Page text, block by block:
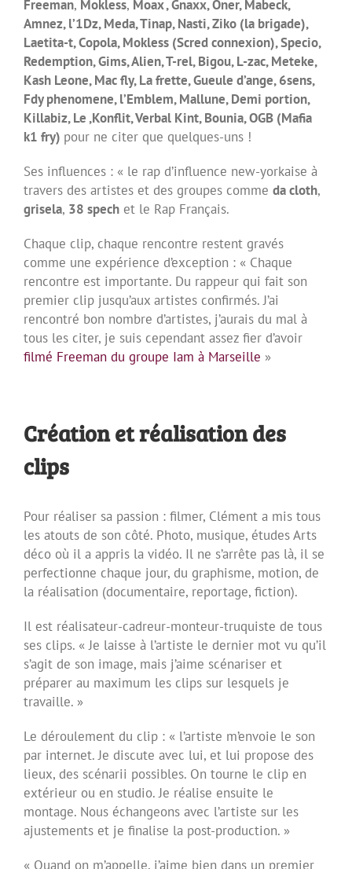
Freeman, Mokless, Moax , Gnaxx, Oner, Mabeck,
Amnez, l’1Dz, Meda, Tinap, Nasti, Ziko (la brigade),
Laetita-t, Copola, Mokless (Scred connexion), Specio,
Redemption, Gims, Alien, T-rel, Bigou, L-zac, Meteke,
Kash Leone, Mac fly, La frette, Gueule d’ange, 6sens,
Fdy phenomene, l’Emblem, Mallune, Demi portion,
Killabiz, Le ,Konflit, Verbal Kint, Bounia, OGB (Mafia
k1 fry) pour ne citer que quelques-uns !
Ses influences : « le rap d’influence new-yorkaise à
travers des artistes et des groupes comme da cloth,
grisela, 38 spech et le Rap Français.
Chaque clip, chaque rencontre restent gravés
comme une expérience d’exception : « Chaque
rencontre est importante. Du rappeur qui fait son
premier clip jusqu’aux artistes confirmés. J’ai
rencontré bon nombre d’artistes, j’aurais du mal à
tous les citer, je suis cependant assez fier d’avoir
filmé Freeman du groupe Iam à Marseille »
Création et réalisation des
clips
Pour réaliser sa passion : filmer, Clément a mis tous
les atouts de son côté. Photo, musique, études Arts
déco où il a appris la vidéo. Il ne s’arrête pas là, il se
perfectionne chaque jour, du graphisme, motion, de
la réalisation (documentaire, reportage, fiction).
Il est réalisateur-cadreur-monteur-truquiste de tous
ses clips. « Je laisse à l’artiste le dernier mot vu qu’il
s’agit de son image, mais j’aime scénariser et
préparer au maximum les clips sur lesquels je
travaille. »
Le déroulement du clip : « l’artiste m’envoie le son
par internet. Je discute avec lui, et lui propose des
lieux, des scénarii possibles. On tourne le clip en
extérieur ou en studio. Je réalise ensuite le
montage. Nous échangeons avec l’artiste sur les
ajustements et je finalise la post-production. »
« Quand on m’appelle, j’aime bien dans un premier